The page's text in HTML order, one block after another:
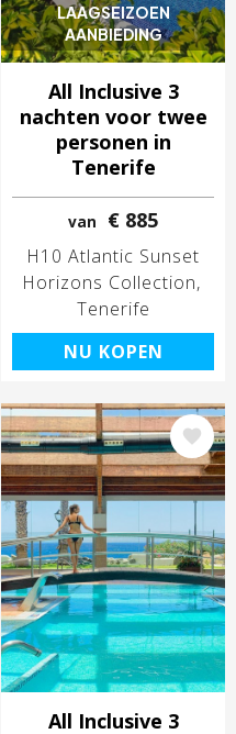
LAAGSEIZOEN
AANBIEDING
All Inclusive 3
nachten voor twee
personen in
Tenerife
van € 885
H10 Atlantic Sunset
Horizons Collection
Tenerife
NU KOPEN
Afbeelding
All Inclusive 3